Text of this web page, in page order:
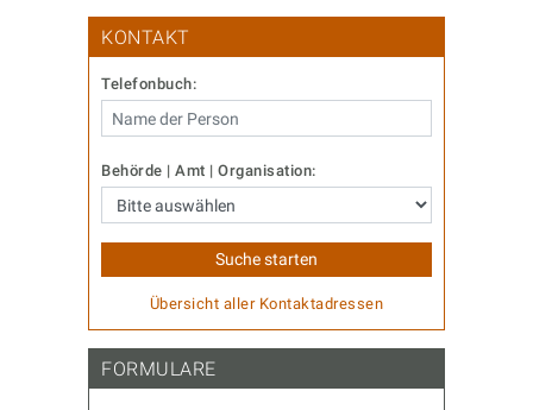
KONTAKT
Telefonbuch:
Behörde | Amt | Organisation:
Übersicht aller Kontaktadressen
FORMULARE